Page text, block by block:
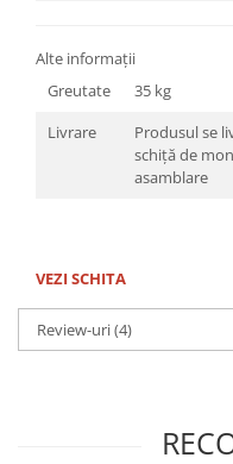
Alte informații
Greutate
35 kg
Livrare
Produsul se
schiță de
asamblare
VEZI SCHITA
Review-uri(4)